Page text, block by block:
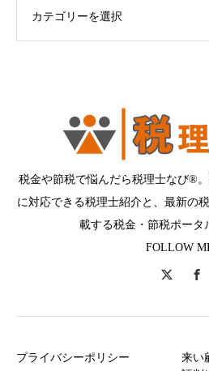
税金や節税で悩んだら税理士なび®
に対応できる税理士紹介と、最新の
載する税金・節税ポータ
FOLLOW
プライバシーポリシー
来い